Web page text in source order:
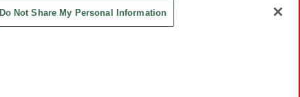
Do Not Share My Personal Information